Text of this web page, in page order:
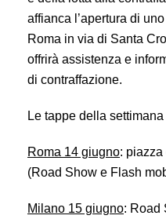
affianca l’apertura di
Roma in via di Santa
offrirà assistenza e
di contraffazione.
Le tappe della
Roma 14 giugno:
(Road Show e Flash
Milano 15 giugno: Road